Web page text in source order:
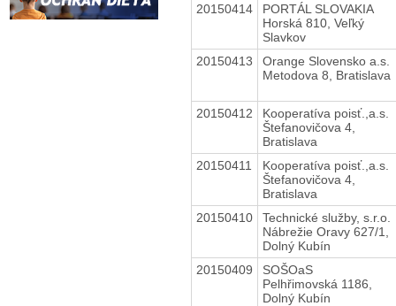
20150414
PORTÁL SLOVAKIA
Horská 810, Veľký
Slavkov
20150413
Orange Slovensko a.s.
Metodova 8, Bratislava
20150412
Kooperatíva poisť.,a.s.
Štefanovičova 4,
Bratislava
20150411
Kooperatíva poisť.,a.s.
Štefanovičova 4,
Bratislava
20150410
Technické služby, s.r.o.
Nábrežie Oravy 627/1,
Dolný Kubín
20150409
SOŠOaS
Pelhřimovská 1186,
Dolný Kubín